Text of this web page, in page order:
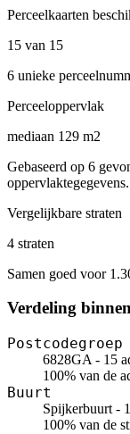
Perceelkaarten
15 van 15
6 unieke
Perceeloppervlak
mediaan 129 m2
Gebaseerd op 6
oppervlaktegegevens.
Vergelijkbare straten
4 straten
Samen goed voor
Verdeling
Postcodegroep
6828GA - 15
100% van de
Buurt
Spijkerbuurt -
100% van de